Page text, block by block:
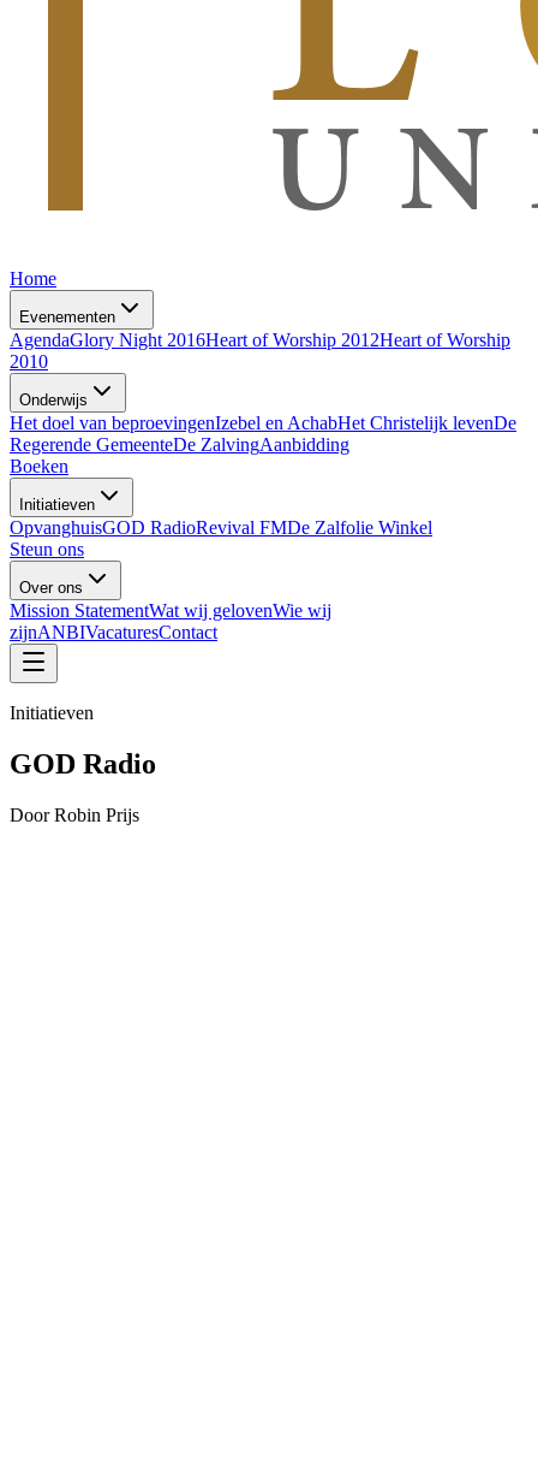
Home
Evenementen
AgendaGlory Night 2016Heart of Worship 2012Heart of Worship
2010
Onderwijs
Het doel van beproevingenIzebel en AchabHet Christelijk levenDe
Regerende GemeenteDe ZalvingAanbidding
Boeken
Initiatieven
OpvanghuisGOD RadioRevival FMDe Zalfolie Winkel
Steun ons
Over ons
Mission StatementWat wij gelovenWie wij
zijnANBIVacaturesContact
Initiatieven
GOD Radio
Door Robin Prijs